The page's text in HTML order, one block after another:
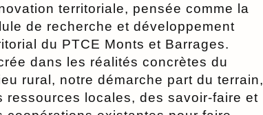
territoriale, pensée comme la
de recherche et développement
du PTCE Monts et Barrages.
dans les réalités concrètes du
rural, notre démarche part du terrain,
ressources locales, des savoir-faire et